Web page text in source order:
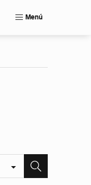
Menú